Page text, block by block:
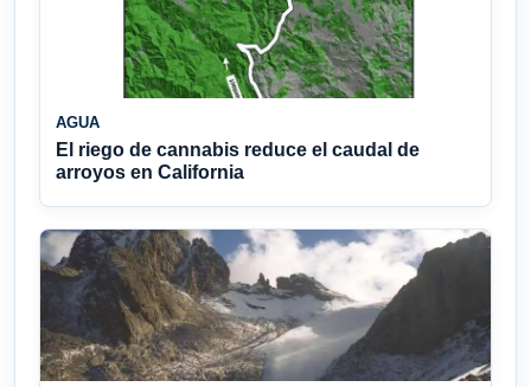
AGUA
El riego de cannabis reduce el caudal de
arroyos en California